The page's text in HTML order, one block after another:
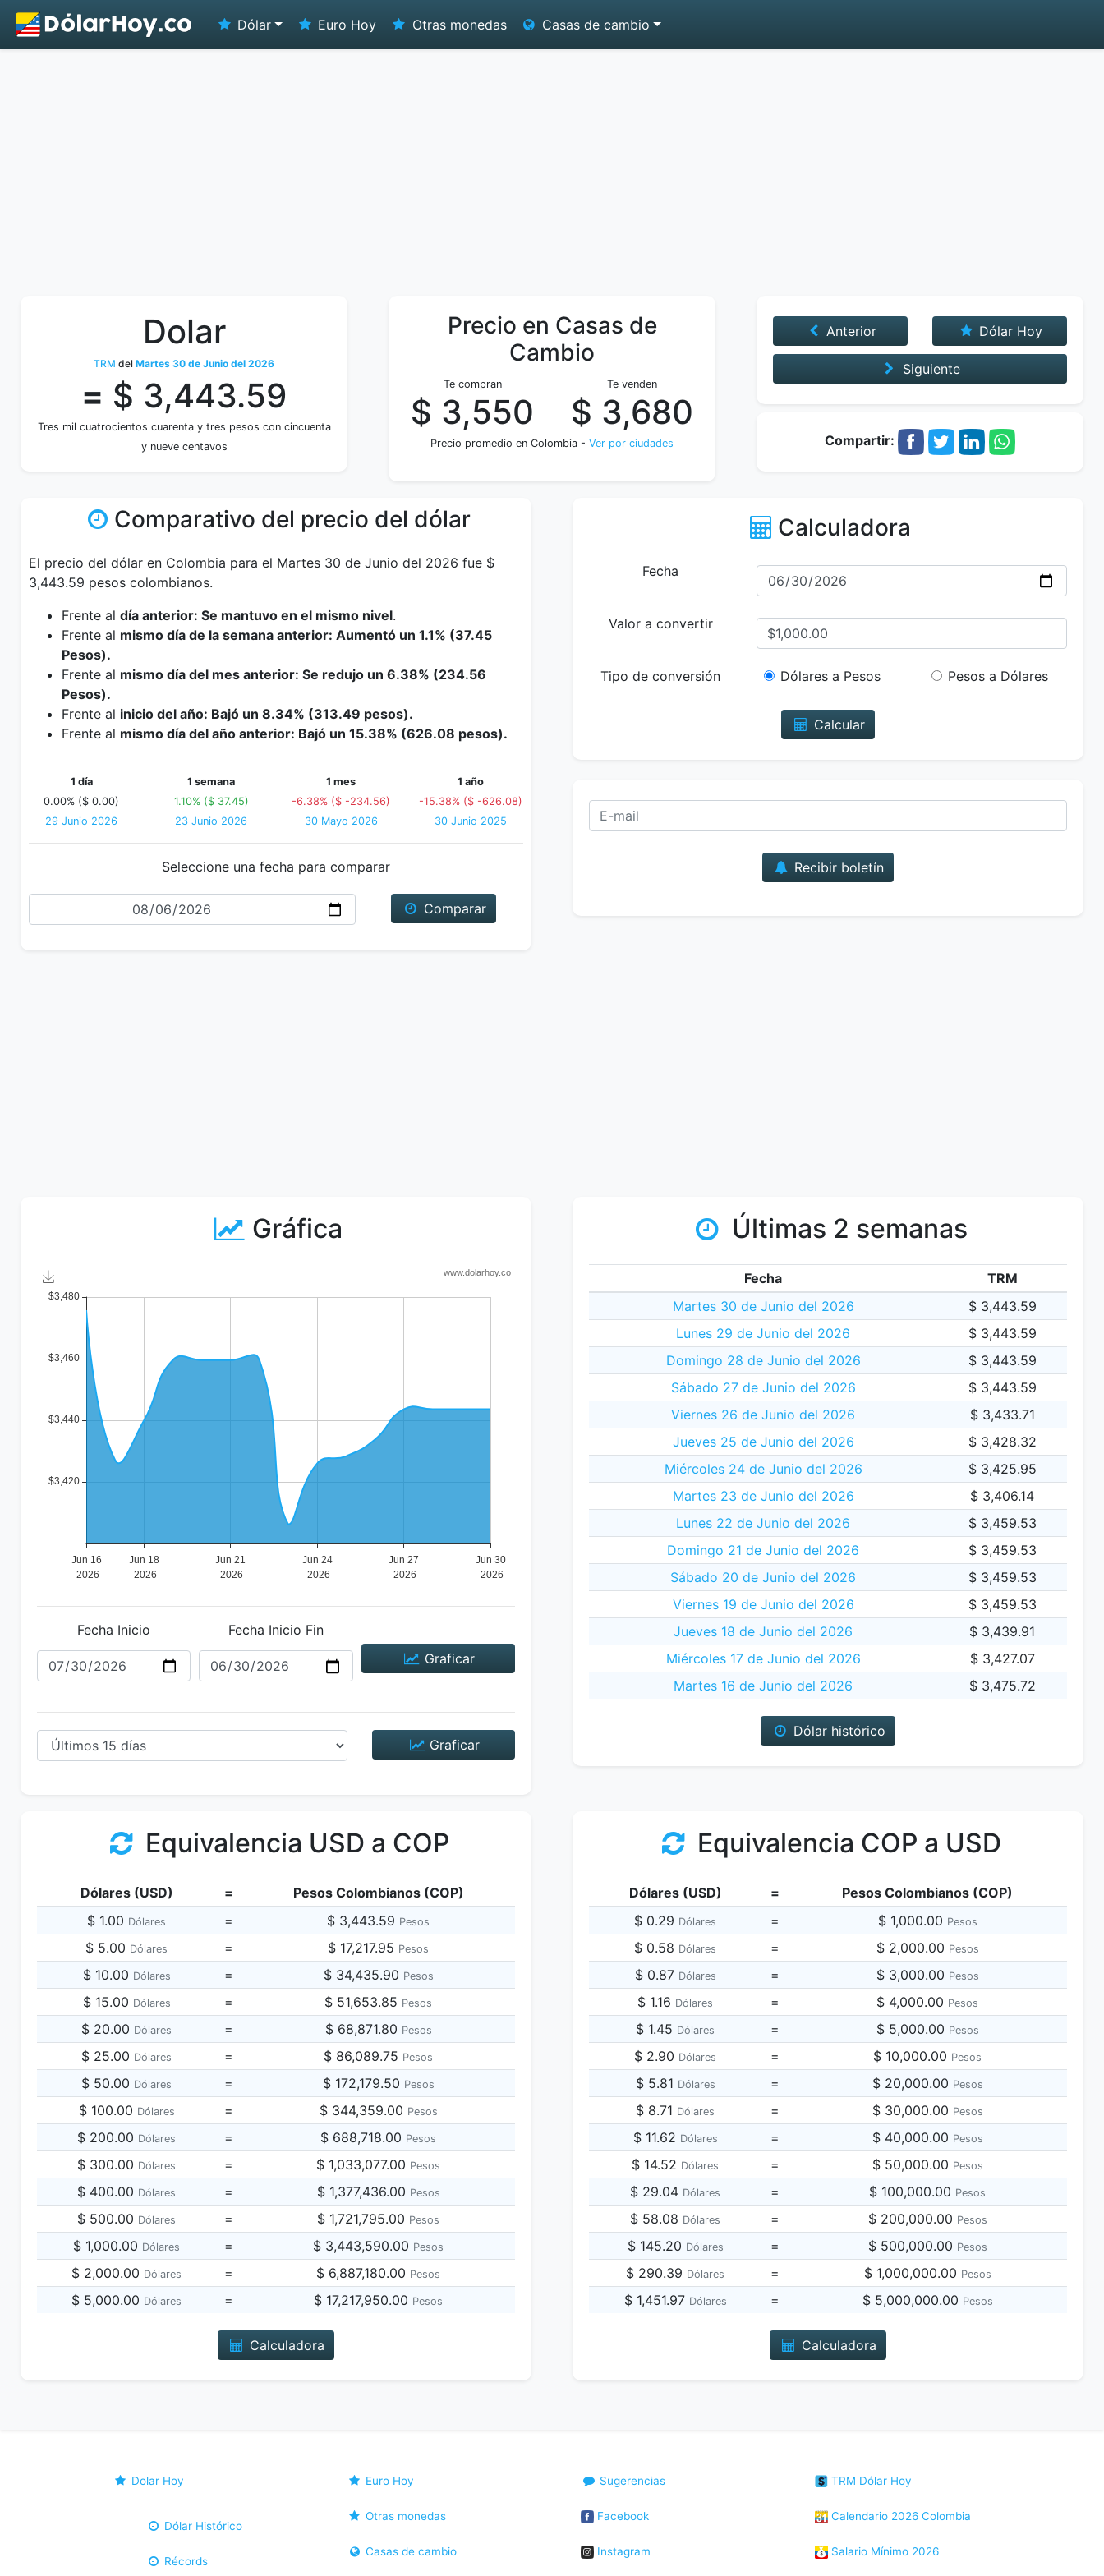
Dólar Euro Hoy Otras monedas Casas de cambio
Dolar
TRM del Martes 30 de Junio del 2026
= $ 3,443.59
Tres mil cuatrocientos cuarenta y tres pesos con cincuenta
y nueve centavos
Precio en Casas de
Cambio
Te compran
$ 3,550
Te venden
$ 3,680
Precio promedio en Colombia - Ver por ciudades
Anterior Dólar Hoy
Siguiente
Compartir:
Comparativo del precio del dólar
El precio del dólar en Colombia para el Martes 30 de Junio del 2026 fue $
3,443.59 pesos colombianos.
Frente al día anterior: Se mantuvo en el mismo nivel.
Frente al mismo día de la semana anterior: Aumentó un 1.1% (37.45
Pesos).
Frente al mismo día del mes anterior: Se redujo un 6.38% (234.56
Pesos).
Frente al inicio del año: Bajó un 8.34% (313.49 pesos).
Frente al mismo día del año anterior: Bajó un 15.38% (626.08 pesos).
1 día
0.00% ($ 0.00)
29 Junio 2026
1 semana
1.10% ($ 37.45)
23 Junio 2026
1 mes
-6.38% ($ -234.56)
30 Mayo 2026
1 año
-15.38% ($ -626.08)
30 Junio 2025
Seleccione una fecha para comparar
Fecha
Comparar
Calculadora
Fecha
Valor a convertir
Tipo de conversión Dólares a Pesos Pesos a Dólares
Calcular
Recibir boletín
Gráfica
Fecha Inicio
Fecha Inicio Fin
Graficar
Graficar
Últimas 2 semanas
Fecha
TRM
Martes 30 de Junio del 2026
$ 3,443.59
Lunes 29 de Junio del 2026
$ 3,443.59
Domingo 28 de Junio del 2026
$ 3,443.59
Sábado 27 de Junio del 2026
$ 3,443.59
Viernes 26 de Junio del 2026
$ 3,433.71
Jueves 25 de Junio del 2026
$ 3,428.32
Miércoles 24 de Junio del 2026
$ 3,425.95
Martes 23 de Junio del 2026
$ 3,406.14
Lunes 22 de Junio del 2026
$ 3,459.53
Domingo 21 de Junio del 2026
$ 3,459.53
Sábado 20 de Junio del 2026
$ 3,459.53
Viernes 19 de Junio del 2026
$ 3,459.53
Jueves 18 de Junio del 2026
$ 3,439.91
Miércoles 17 de Junio del 2026
$ 3,427.07
Martes 16 de Junio del 2026
$ 3,475.72
Dólar histórico
Equivalencia USD a COP
Dólares (USD) =
Pesos Colombianos (COP)
$ 1.00 Dólares = $ 3,443.59 Pesos
$ 5.00 Dólares = $ 17,217.95 Pesos
$ 10.00 Dólares = $ 34,435.90 Pesos
$ 15.00 Dólares = $ 51,653.85 Pesos
$ 20.00 Dólares = $ 68,871.80 Pesos
$ 25.00 Dólares = $ 86,089.75 Pesos
$ 50.00 Dólares = $ 172,179.50 Pesos
$ 100.00 Dólares = $ 344,359.00 Pesos
$ 200.00 Dólares = $ 688,718.00 Pesos
$ 300.00 Dólares = $ 1,033,077.00 Pesos
$ 400.00 Dólares = $ 1,377,436.00 Pesos
$ 500.00 Dólares = $ 1,721,795.00 Pesos
$ 1,000.00 Dólares = $ 3,443,590.00 Pesos
$ 2,000.00 Dólares = $ 6,887,180.00 Pesos
$ 5,000.00 Dólares = $ 17,217,950.00 Pesos
Calculadora
Equivalencia COP a USD
Dólares (USD) =
Pesos Colombianos (COP)
$ 0.29 Dólares = $ 1,000.00 Pesos
$ 0.58 Dólares = $ 2,000.00 Pesos
$ 0.87 Dólares = $ 3,000.00 Pesos
$ 1.16 Dólares = $ 4,000.00 Pesos
$ 1.45 Dólares = $ 5,000.00 Pesos
$ 2.90 Dólares = $ 10,000.00 Pesos
$ 5.81 Dólares = $ 20,000.00 Pesos
$ 8.71 Dólares = $ 30,000.00 Pesos
$ 11.62 Dólares = $ 40,000.00 Pesos
$ 14.52 Dólares = $ 50,000.00 Pesos
$ 29.04 Dólares = $ 100,000.00 Pesos
$ 58.08 Dólares = $ 200,000.00 Pesos
$ 145.20 Dólares = $ 500,000.00 Pesos
$ 290.39 Dólares = $ 1,000,000.00 Pesos
$ 1,451.97 Dólares = $ 5,000,000.00 Pesos
Calculadora
Dolar Hoy
Dólar Histórico
Récords
Euro Hoy
Otras monedas
Casas de cambio
Sugerencias
Facebook
Instagram
TRM Dólar Hoy
Calendario 2026 Colombia
Salario Mínimo 2026